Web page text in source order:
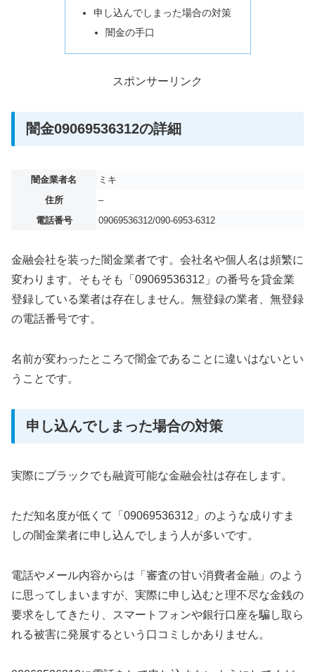
申し込んでしまった場合の対策
闇金の手口
スポンサーリンク
闇金09069536312の詳細
闇金業者名
ミキ
住所
–
電話番号
09069536312/090-6953-6312
金融会社を装った闇金業者です。会社名や個人名は頻繁に
変わります。そもそも「09069536312」の番号を貸金業
登録している業者は存在しません。無登録の業者、無登録
の電話番号です。
名前が変わったところで闇金であることに違いはないとい
うことです。
申し込んでしまった場合の対策
実際にブラックでも融資可能な金融会社は存在します。
ただ知名度が低くて「09069536312」のような成りすま
しの闇金業者に申し込んでしまう人が多いです。
電話やメール内容からは「審査の甘い消費者金融」のよう
に思ってしまいますが、実際に申し込むと理不尽な金銭の
要求をしてきたり、スマートフォンや銀行口座を騙し取ら
れる被害に発展するという口コミしかありません。